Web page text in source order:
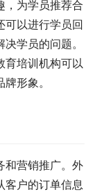
，为学员推荐合
可以进行学员回
学员的问题。
育培训机构可以
形象。
和营销推广。外
客户的订单信息